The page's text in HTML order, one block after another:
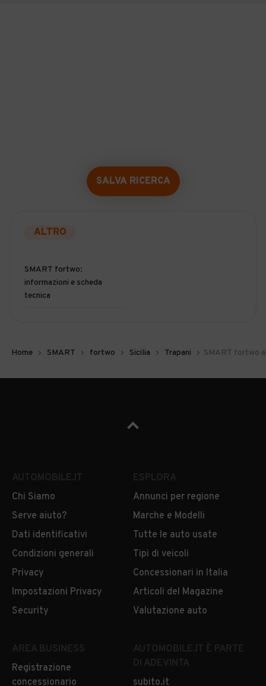
SALVA RICERCA
ALTRO
SMART fortwo:
informazioni e scheda
tecnica
Home SMART fortwo Sicilia Trapani SMART fortwo
Chi Siamo
Serve aiuto?
Dati identificativi
Condizioni generali
Privacy
Impostazioni Privacy
Security
Annunci per regione
Marche e Modelli
Tutte le auto usate
Tipi di veicoli
Concessionari in Italia
Articoli del Magazine
Valutazione auto
Registrazione
concessionario
subito.it